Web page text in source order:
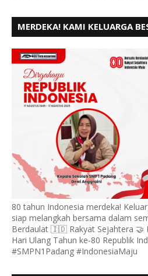
MERDEKA! KAMI KELUARGA
80 tahun Indonesia merdeka!
siap melangkah bersama dalam
Berdaulat 🇮🇩 Rakyat Sejahtera 🤝
Hari Ulang Tahun ke-80 Republik
#SMPN1Padang #IndonesiaMaju